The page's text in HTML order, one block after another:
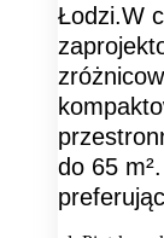
Łodzi.W
do 65